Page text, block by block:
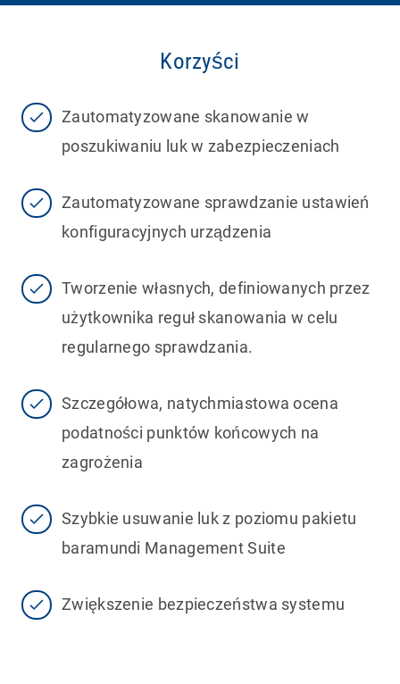
Korzyści
Zautomatyzowane skanowanie w
poszukiwaniu luk w zabezpieczeniach
Zautomatyzowane sprawdzanie ustawień
konfiguracyjnych urządzenia
Tworzenie własnych, definiowanych przez
użytkownika reguł skanowania w celu
regularnego sprawdzania.
Szczegółowa, natychmiastowa ocena
podatności punktów końcowych na
zagrożenia
Szybkie usuwanie luk z poziomu pakietu
baramundi Management Suite
Zwiększenie bezpieczeństwa systemu